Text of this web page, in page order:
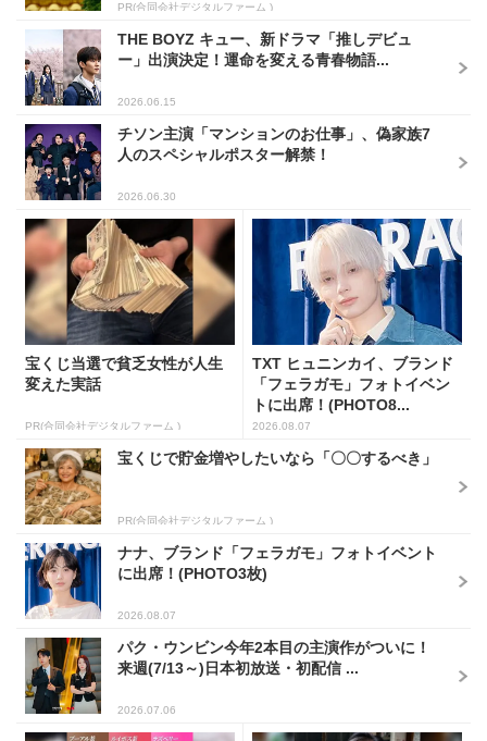
PR(合同会社デジタルファーム )
THE BOYZ キュー、新ドラマ「推しデビュ
ー」出演決定！運命を変える青春物語...
2026.06.15
チソン主演「マンションのお仕事」、偽家族7
人のスペシャルポスター解禁！
2026.06.30
宝くじ当選で貧乏女性が人生
変えた実話
PR(合同会社デジタルファーム )
TXT ヒュニンカイ、ブランド
「フェラガモ」フォトイベン
トに出席！(PHOTO8...
2026.08.07
宝くじで貯金増やしたいなら「〇〇するべき」
PR(合同会社デジタルファーム )
ナナ、ブランド「フェラガモ」フォトイベント
に出席！(PHOTO3枚)
2026.08.07
パク・ウンビン今年2本目の主演作がついに！
来週(7/13～)日本初放送・初配信 ...
2026.07.06